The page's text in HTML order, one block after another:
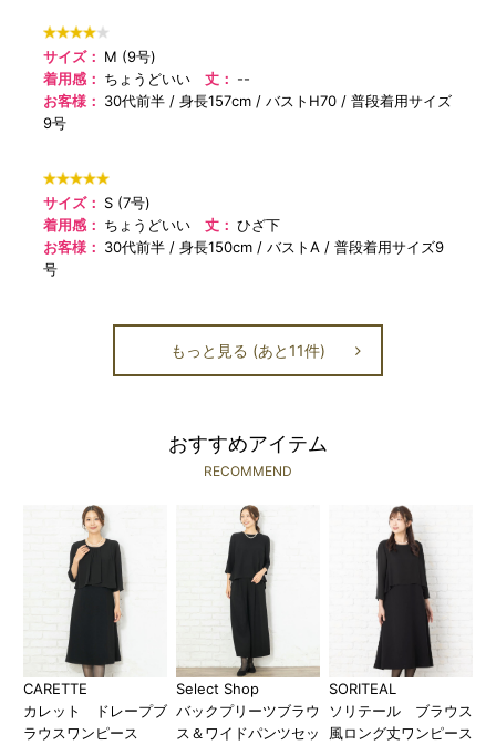
サイズ： M (9号)
着用感： ちょうどいい 丈： --
お客様： 30代前半 身長157cm バストH70
普段着用サイズ
9号
サイズ： S (7号)
着用感： ちょうどいい 丈：ひざ下
お客様： 30代前半 身長150cm バストA
普段着用サイズ9
号
もっと見る (あと11件)
おすすめアイテム
RECOMMEND
CARETTE
カレット ドレープブ
ラウスワンピース
Select Shop
バックプリーツブラウ
ス＆ワイドパンツセッ
SORITEAL
ソリテール ブラウス
風ロング丈ワンピース